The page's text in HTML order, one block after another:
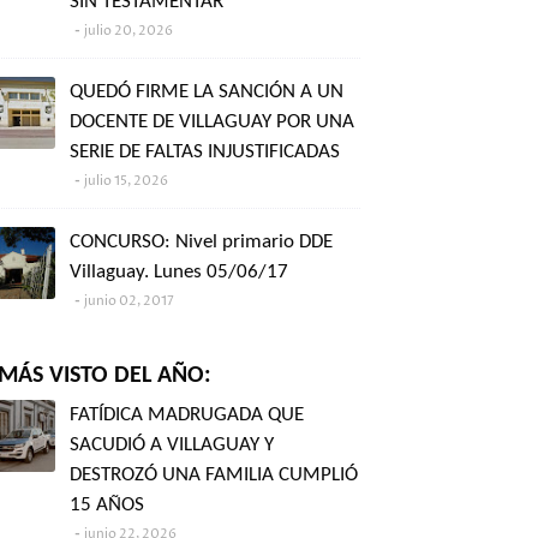
julio 20, 2026
QUEDÓ FIRME LA SANCIÓN A UN
DOCENTE DE VILLAGUAY POR UNA
SERIE DE FALTAS INJUSTIFICADAS
julio 15, 2026
CONCURSO: Nivel primario DDE
Villaguay. Lunes 05/06/17
junio 02, 2017
VISTO DEL AÑO:
FATÍDICA MADRUGADA QUE
SACUDIÓ A VILLAGUAY Y
DESTROZÓ UNA FAMILIA CUMPLIÓ
15 AÑOS
junio 22, 2026